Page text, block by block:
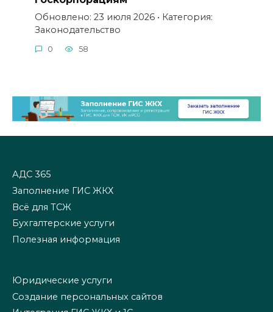
Обновлено: 23 июля 2026 • Категория:
Законодательство
0 58
АДС 365
Заполнение ГИС ЖКХ
Всё для ТСЖ
Бухгалтерские услуги
Полезная информация
Юридические услуги
Создание персональных сайтов